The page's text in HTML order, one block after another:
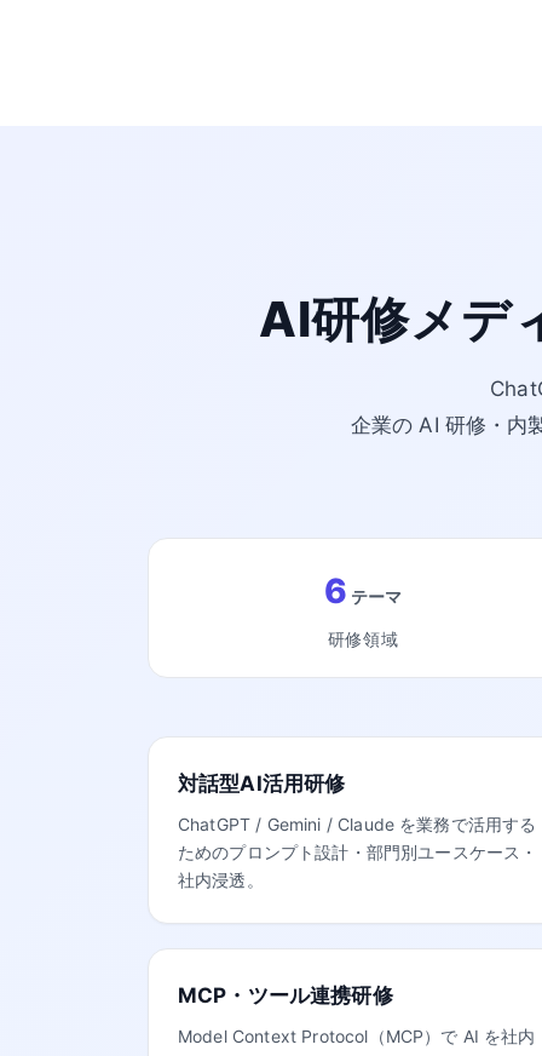
AI研修メデ
企業の AI 研修・内
6 テーマ
研修領域
対話型AI活用研修
ChatGPT / Gemini / Claude を業務で活用する
ためのプロンプト設計・部門別ユースケース・
社内浸透。
MCP・ツール連携研修
Model Context Protocol（MCP）で AI を社内